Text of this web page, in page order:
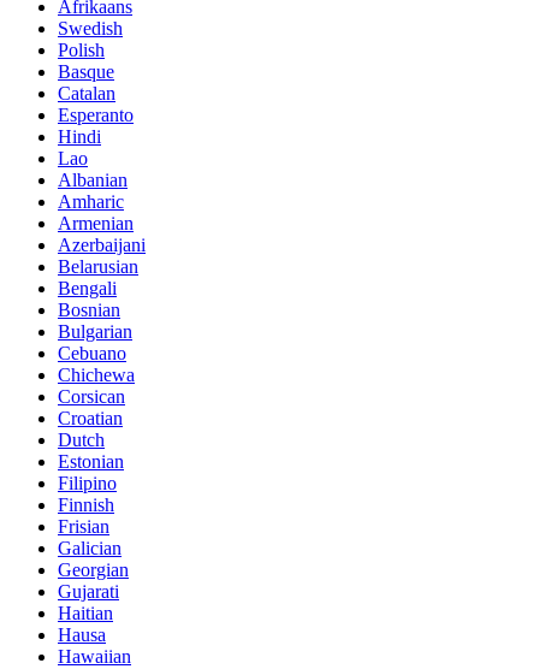
Afrikaans
Swedish
Polish
Basque
Catalan
Esperanto
Hindi
Lao
Albanian
Amharic
Armenian
Azerbaijani
Belarusian
Bengali
Bosnian
Bulgarian
Cebuano
Chichewa
Corsican
Croatian
Dutch
Estonian
Filipino
Finnish
Frisian
Galician
Georgian
Gujarati
Haitian
Hausa
Hawaiian